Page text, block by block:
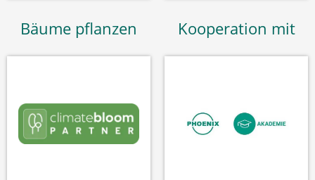
Bäume pflanzen Kooperation mit